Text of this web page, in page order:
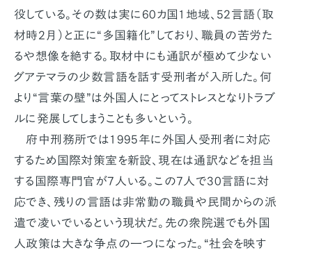
役している。その数は実に60カ国1地域、52言語（取
材時2月）と正に“多国籍化”しており、職員の苦労た
るや想像を絶する。取材中にも通訳が極めて少ない
グアテマラの少数言語を話す受刑者が入所した。何
より“言葉の壁”は外国人にとってストレスとなりトラブ
ルに発展してしまうことも多いという。
府中刑務所では1995年に外国人受刑者に対応
するため国際対策室を新設、現在は通訳などを担当
する国際専門官が7人いる。この7人で30言語に対
応でき、残りの言語は非常勤の職員や民間からの派
遣で凌いでいるという現状だ。先の衆院選でも外国
人政策は大きな争点の一つになった。“社会を映す